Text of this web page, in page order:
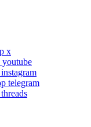
x
youtube
telegram